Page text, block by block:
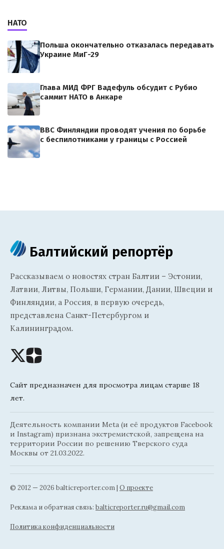
НАТО
Польша окончательно отказалась передавать
Украине МиГ-29
Глава МИД ФРГ Вадефуль обсудит с Рубио
саммит НАТО в Анкаре
ВВС Финляндии проводят учения по борьбе
с беспилотниками у границы с Россией
Балтийский репортёр
Рассказываем о новостях стран Балтии – Эстонии,
Латвии, Литвы, Польши, Германии, Дании, Швеции и
Финляндии, а Россия, в первую очередь,
представлена Санкт-Петербургом и
Калининградом.
Сайт предназначен для просмотра лицам старше 18
лет.
Деятельность компании Meta (и её продуктов Facebook
и Instagram) признана экстремистской, запрещена на
территории России по решению Тверского суда
Москвы от 21.03.2022.
© 2012 — 2026 balticreporter.com | О проекте
Реклама и обратная связь: balticreporter.ru@gmail.com
Политика конфиденциальности